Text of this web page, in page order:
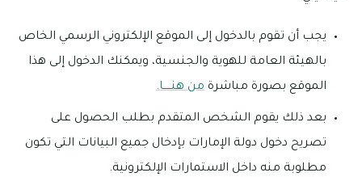
يجب أن تقوم بالدخول إلى الموقع الإلكتروني الرسمي الخاص
بالهيئة العامة للهوية والجنسية، ويمكنك الدخول إلى هذا
الموقع بصورة مباشرة من هنـــــا.
بعد ذلك يقوم الشخص المتقدم بطلب الحصول على
تصريح دخول دولة الإمارات بإدخال جميع البيانات التي تكون
مطلوبة منه داخل الاستمارات الإلكترونية.